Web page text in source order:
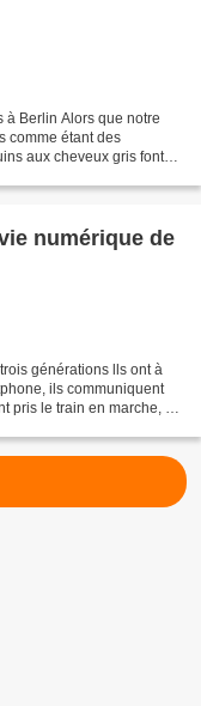
à Berlin Alors que notre
comme étant des
aux cheveux gris font
numérique de
générations lls ont à
ils communiquent
pris le train en marche, ils